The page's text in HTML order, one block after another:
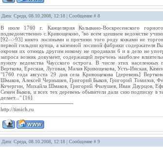
Дата: Среда, 08.10.2008, 12:18 | Сообщение # 8
В июле 1760 г. Канцелярия Колывано-Воскресенского
подведомственно с.Кривощеково, "во всем здешнем ведомстве
[92-->93] никто лосиными и прочими того роду кожами не
первой гильдии купца, а казенной лосиной фабрики содержателя
окромя их отнюдь другим никому не продавали б и в дело не
запроса возник документ, содержащий перечень наиболее
пункту ведомства Чаусского острога. В числе этих
Верткова, Ересная, Луговая, Малая Кривощекова, Усть-Инская,
"1760 года августа 29 дня села Кривощекова [деревень]
Шмаков, Алексей Чернышев, Григорий Быков, Григорий Томилов,
Кочергин, Михайла Шмаков, Григорий Филушев, Иван Даурцов,
Семен Быков, и всех тех деревень обыватели дали сию подписку
делает..." [16]
http://timich.ru
Дата: Среда, 08.10.2008, 12:18 | Сообщение # 9